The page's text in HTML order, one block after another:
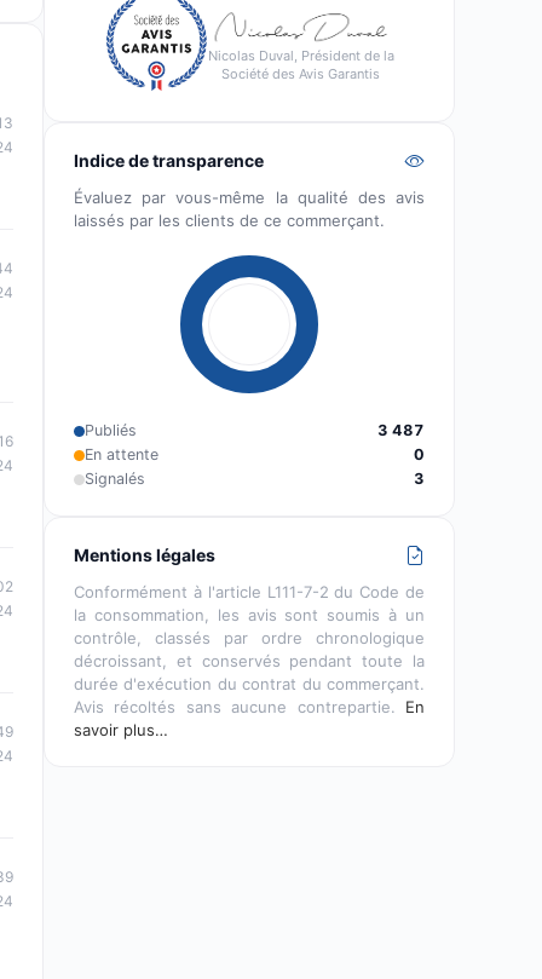
Nicolas Duval, Président de la
Société des Avis Garantis
Indice de transparence
Évaluez par vous-même la qualité des avis
laissés par les clients de ce commerçant.
Publiés
3 487
En attente
0
Signalés
3
Mentions légales
Conformément à l'article L111-7-2 du Code de
la consommation, les avis sont soumis à un
contrôle, classés par ordre chronologique
décroissant, et conservés pendant toute la
durée d'exécution du contrat du commerçant.
Avis récoltés sans aucune contrepartie. En
savoir plus…